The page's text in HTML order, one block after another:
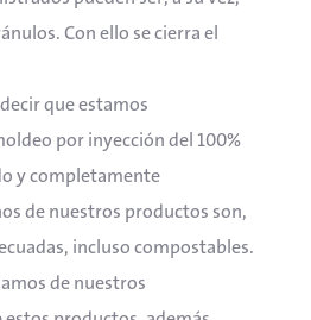
Con ello se cierra el
que estamos
por inyección del 100%
y completamente
de nuestros productos son,
incluso compostables.
de nuestros